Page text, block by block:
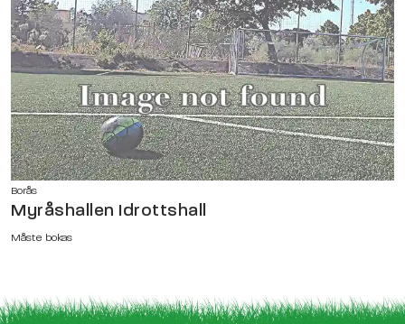
Borås
Myråshallen Idrottshall
Måste bokas